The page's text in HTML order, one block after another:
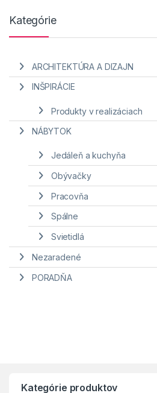
Kategórie
ARCHITEKTÚRA A DIZAJN
INŠPIRÁCIE
Produkty v realizáciach
NÁBYTOK
Jedáleň a kuchyňa
Obývačky
Pracovňa
Spálne
Svietidlá
Nezaradené
PORADŇA
Kategórie produktov